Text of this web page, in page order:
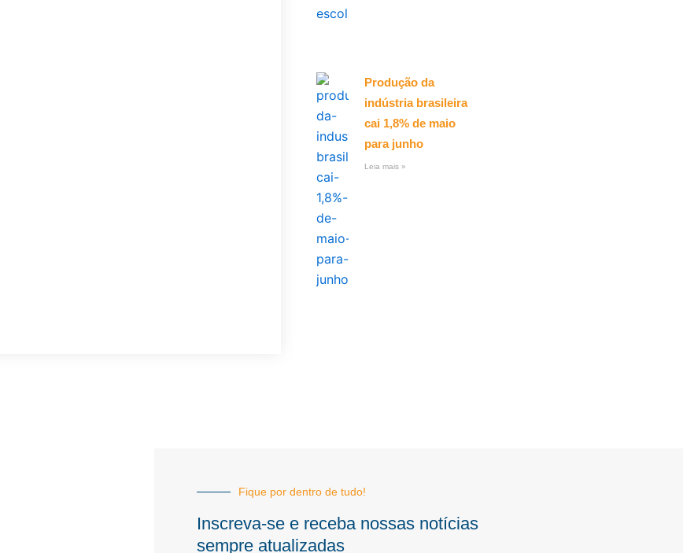
Produção da
indústria brasileira
cai 1,8% de maio
para junho
Leia mais »
Fique por dentro de tudo!
Inscreva-se e receba nossas notícias
sempre atualizadas